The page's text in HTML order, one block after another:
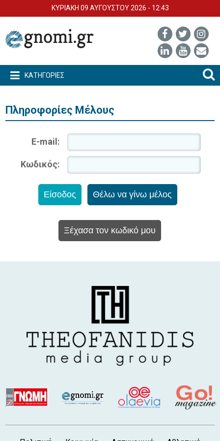
ΚΥΡΙΑΚΗ 09 ΑΥΓΟΥΣΤΟΥ 2026 - 12:43
ΚΑΤΗΓΟΡΙΕΣ
Πληροφορίες Μέλους
E-mail:
Κωδικός: